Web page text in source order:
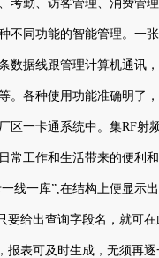
考勤、访客管理、消费管
不同功能的智能管理。一
数据线跟管理计算机通讯
。各种使用功能准确明了
区一卡通系统中。集RF
常工作和生活带来的便利
一线一库”,在结构上便显
要给出查询字段名，就可
报表可及时生成，无须再